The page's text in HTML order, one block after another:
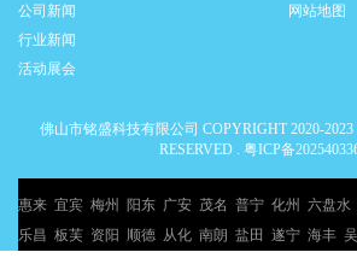
公司新闻
行业新闻
活动展会
网站地图
佛山市铭盛科技有限公司 COPYRIGHT 2020-
RESERVED . 粤ICP备
惠来 宜宾 梅州 阳东 广安 茂名 普宁 化州 六盘水
乐昌 板芙 资阳 顺德 从化 南朗 盐田 遂宁 海丰